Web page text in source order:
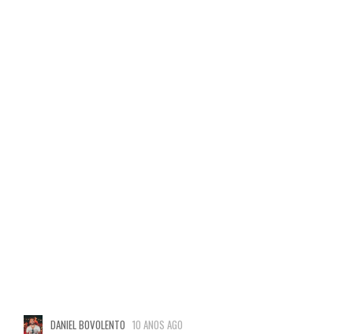
DANIEL BOVOLENTO 10 ANOS AGO